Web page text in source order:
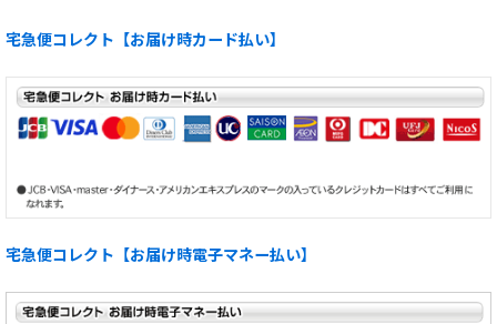
宅急便コレクト【お届け時カード払い】
宅急便コレクト【お届け時電子マネー払い】